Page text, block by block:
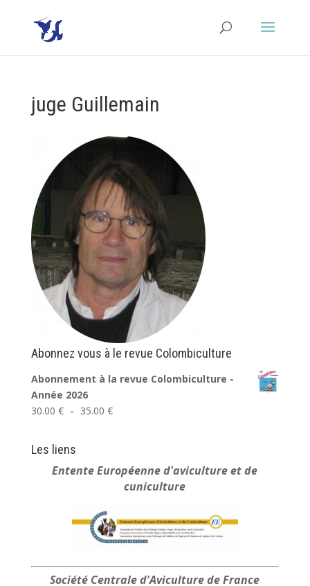
juge Guillemain
Abonnez vous à le revue Colombiculture
Abonnement à la revue Colombiculture -
Année 2026
30.00 € – 35.00 €Plage
à
35.00 €
Les liens
Entente Européenned'aviculture et de
cuniculture
Société Centraled'Aviculture de France